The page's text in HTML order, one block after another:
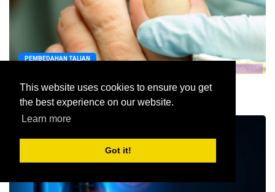
This website uses cookies to ensure you get
the best experience on our website.
Learn more
Got it!
PEMBEDAHAN TALIAN
Pembedahan untuk keradangan katil kuku
2020